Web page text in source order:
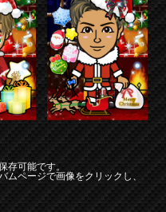
存可能です。
ムページで画像をクリックし、